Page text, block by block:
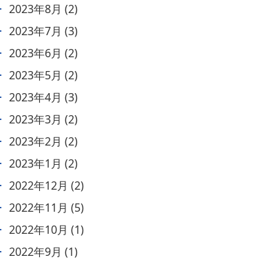
2023年8月 (2)
2023年7月 (3)
2023年6月 (2)
2023年5月 (2)
2023年4月 (3)
2023年3月 (2)
2023年2月 (2)
2023年1月 (2)
2022年12月 (2)
2022年11月 (5)
2022年10月 (1)
2022年9月 (1)